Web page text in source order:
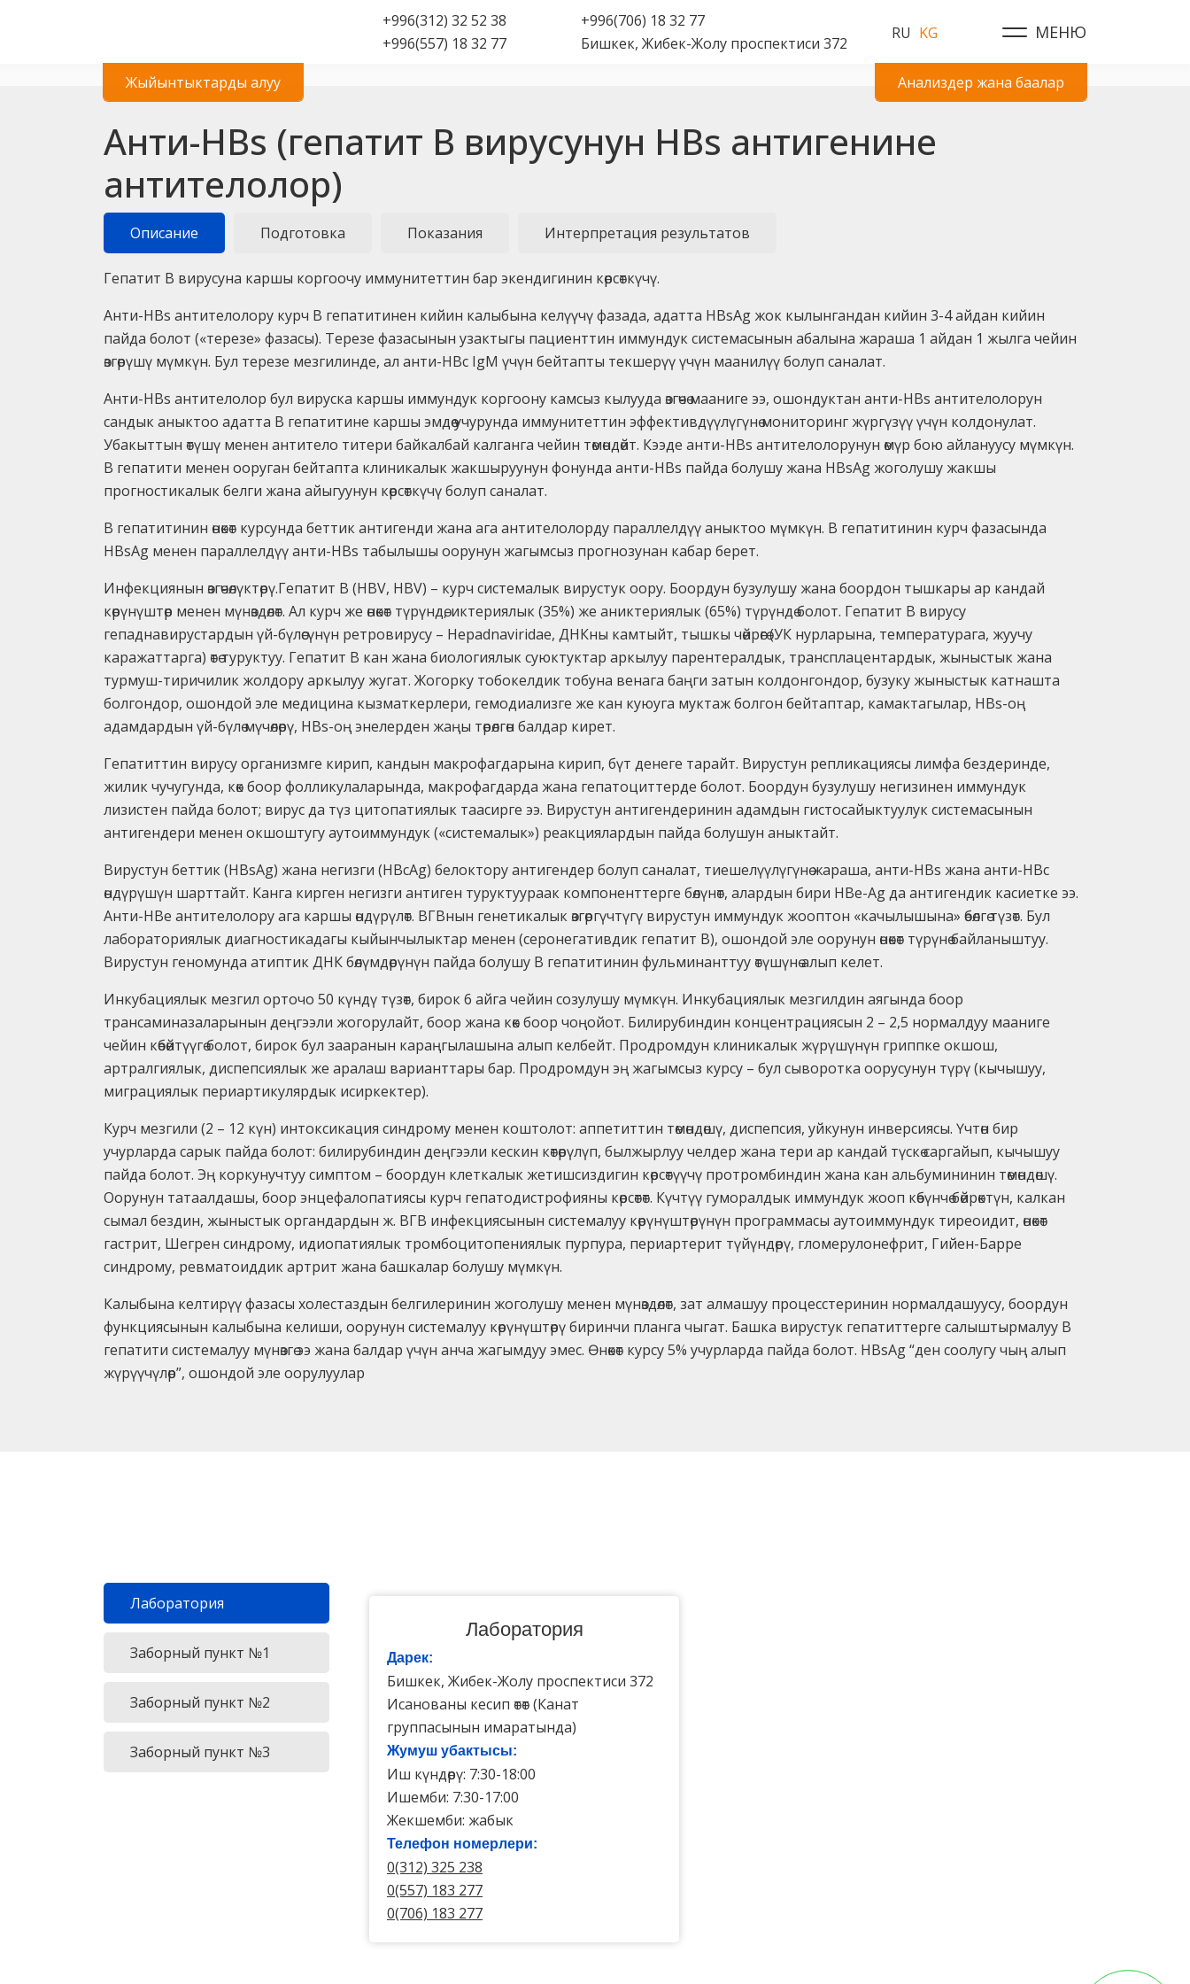
+996(312) 32 52 38
+996(557) 18 32 77
+996(706) 18 32 77
Бишкек, Жибек-Жолу проспектиси 372
МЕНЮ
RU KG
Жыйынтыктарды алуу Анализдер жана баалар
Анти-HBs (гепатит В вирусунун HBs антигенине
антителолор)
Описание Подготовка Показания Интерпретация результатов
Гепатит В вирусуна каршы коргоочу иммунитеттин бар экендигинин көрсөткүчү.
Анти-HBs антителолору курч В гепатитинен кийин калыбына келүүчү фазада, адатта HBsAg жок кылынгандан кийин 3-4 айдан кийин
пайда болот («терезе» фазасы). Терезе фазасынын узактыгы пациенттин иммундук системасынын абалына жараша 1 айдан 1 жылга чейин
өзгөрүшү мүмкүн. Бул терезе мезгилинде, ал анти-HBc IgM үчүн бейтапты текшерүү үчүн маанилүү болуп саналат.
Анти-HBs антителолор бул вируска каршы иммундук коргоону камсыз кылууда өзгөчө мааниге ээ, ошондуктан анти-HBs антителолорун
сандык аныктоо адатта В гепатитине каршы эмдөө учурунда иммунитеттин эффективдүүлүгүнө мониторинг жүргүзүү үчүн колдонулат.
Убакыттын өтүшү менен антитело титери байкалбай калганга чейин төмөндөйт. Кээде анти-HBs антителолорунун өмүр бою айлануусу мүмкүн.
В гепатити менен ооруган бейтапта клиникалык жакшыруунун фонунда анти-HBs пайда болушу жана HBsAg жоголушу жакшы
прогностикалык белги жана айыгуунун көрсөткүчү болуп саналат.
В гепатитинин өнөкөт курсунда беттик антигенди жана ага антителолорду параллелдүү аныктоо мүмкүн. В гепатитинин курч фазасында
HBsAg менен параллелдүү анти-HBs табылышы оорунун жагымсыз прогнозунан кабар берет.
Инфекциянын өзгөчөлүктөрү.Гепатит B (HBV, HBV) – курч системалык вирустук оору. Боордун бузулушу жана боордон тышкары ар кандай
көрүнүштөр менен мүнөздөлөт. Ал курч же өнөкөт түрүндө, иктериялык (35%) же аниктериялык (65%) түрүндө болот. Гепатит В вирусу
гепаднавирустардын үй-бүлөсүнүн ретровирусу – Hepadnaviridae, ДНКны камтыйт, тышкы чөйрөгө (УК нурларына, температурага, жуучу
каражаттарга) өтө туруктуу. Гепатит В кан жана биологиялык суюктуктар аркылуу парентералдык, трансплацентардык, жыныстык жана
турмуш-тиричилик жолдору аркылуу жугат. Жогорку тобокелдик тобуна венага баңги затын колдонгондор, бузуку жыныстык катнашта
болгондор, ошондой эле медицина кызматкерлери, гемодиализге же кан куюуга муктаж болгон бейтаптар, камактагылар, HBs-оң
адамдардын үй-бүлө мүчөлөрү, HBs-оң энелерден жаңы төрөлгөн балдар кирет.
Гепатиттин вирусу организмге кирип, кандын макрофагдарына кирип, бүт денеге тарайт. Вирустун репликациясы лимфа бездеринде,
жилик чучугунда, көк боор фолликулаларында, макрофагдарда жана гепатоциттерде болот. Боордун бузулушу негизинен иммундук
лизистен пайда болот; вирус да түз цитопатиялык таасирге ээ. Вирустун антигендеринин адамдын гистосайыктуулук системасынын
антигендери менен окшоштугу аутоиммундук («системалык») реакциялардын пайда болушун аныктайт.
Вирустун беттик (HBsAg) жана негизги (HBcAg) белоктору антигендер болуп саналат, тиешелүүлүгүнө жараша, анти-HBs жана анти-HBc
өндүрүшүн шарттайт. Канга кирген негизги антиген туруктуураак компоненттерге бөлүнөт, алардын бири HBe-Ag да антигендик касиетке ээ.
Анти-HBe антителолору ага каршы өндүрүлөт. ВГВнын генетикалык өзгөргүчтүгү вирустун иммундук жооптон «качылышына» өбөлгө түзөт. Бул
лабораториялык диагностикадагы кыйынчылыктар менен (серонегативдик гепатит В), ошондой эле оорунун өнөкөт түрүнө байланыштуу.
Вирустун геномунда атиптик ДНК бөлүмдөрүнүн пайда болушу В гепатитинин фульминанттуу өтүшүнө алып келет.
Инкубациялык мезгил орточо 50 күндү түзөт, бирок 6 айга чейин созулушу мүмкүн. Инкубациялык мезгилдин аягында боор
трансаминазаларынын деңгээли жогорулайт, боор жана көк боор чоңойот. Билирубиндин концентрациясын 2 – 2,5 нормалдуу мааниге
чейин көбөйтүүгө болот, бирок бул зааранын караңгылашына алып келбейт. Продромдун клиникалык жүрүшүнүн гриппке окшош,
артралгиялык, диспепсиялык же аралаш варианттары бар. Продромдун эң жагымсыз курсу – бул сыворотка оорусунун түрү (кычышуу,
миграциялык периартикулярдык исиркектер).
Курч мезгили (2 – 12 күн) интоксикация синдрому менен коштолот: аппетиттин төмөндөшү, диспепсия, уйкунун инверсиясы. Үчтөн бир
учурларда сарык пайда болот: билирубиндин деңгээли кескин көтөрүлүп, былжырлуу челдер жана тери ар кандай түскө саргайып, кычышуу
пайда болот. Эң коркунучтуу симптом – боордун клеткалык жетишсиздигин көрсөтүүчү протромбиндин жана кан альбумининин төмөндөшү.
Оорунун татаалдашы, боор энцефалопатиясы курч гепатодистрофияны көрсөтөт. Күчтүү гуморалдык иммундук жооп көбүнчө бөйрөктүн, калкан
сымал бездин, жыныстык органдардын ж. ВГВ инфекциясынын системалуу көрүнүштөрүнүн программасы аутоиммундук тиреоидит, өнөкөт
гастрит, Шегрен синдрому, идиопатиялык тромбоцитопениялык пурпура, периартерит түйүндөрү, гломерулонефрит, Гийен-Барре
синдрому, ревматоиддик артрит жана башкалар болушу мүмкүн.
Калыбына келтирүү фазасы холестаздын белгилеринин жоголушу менен мүнөздөлөт, зат алмашуу процесстеринин нормалдашуусу, боордун
функциясынын калыбына келиши, оорунун системалуу көрүнүштөрү биринчи планга чыгат. Башка вирустук гепатиттерге салыштырмалуу В
гепатити системалуу мүнөзгө ээ жана балдар үчүн анча жагымдуу эмес. Өнөкөт курсу 5% учурларда пайда болот. HBsAg “ден соолугу чың алып
жүрүүчүлөр”, ошондой эле оорулуулар
Лаборатория
Заборный пункт №1
Заборный пункт №2
Заборный пункт №3
Лаборатория
Дарек:
Бишкек, Жибек-Жолу проспектиси 372
Исанованы кесип өтөт (Канат
группасынын имаратында)
Жумуш убактысы:
Иш күндөрү: 7:30-18:00
Ишемби: 7:30-17:00
Жекшемби: жабык
Телефон номерлери:
0(312) 325 238
0(557) 183 277
0(706) 183 277